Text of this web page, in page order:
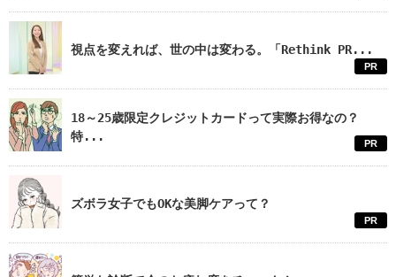
視点を変えれば、世の中は変わる。「Rethink PR...
PR
18～25歳限定クレジットカードって実際お得なの？
特...
PR
ズボラ女子でもOKな美脚ケアって？
PR